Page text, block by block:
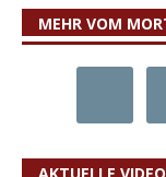
MEHR VOM